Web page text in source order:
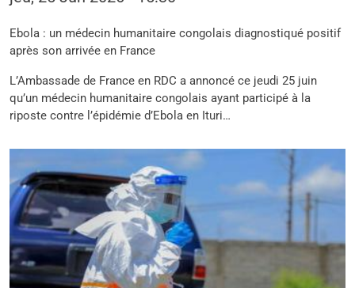
Ebola : un médecin humanitaire congolais diagnostiqué positif
après son arrivée en France
L’Ambassade de France en RDC a annoncé ce jeudi 25 juin
qu’un médecin humanitaire congolais ayant participé à la
riposte contre l’épidémie d’Ebola en Ituri…